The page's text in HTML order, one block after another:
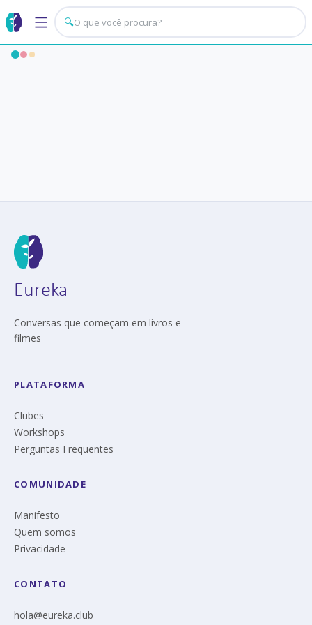
🔍
Eureka
Conversas que começam em livros e
filmes
PLATAFORMA
Clubes
Workshops
Perguntas Frequentes
COMUNIDADE
Manifesto
Quem somos
Privacidade
CONTATO
hola@eureka.club